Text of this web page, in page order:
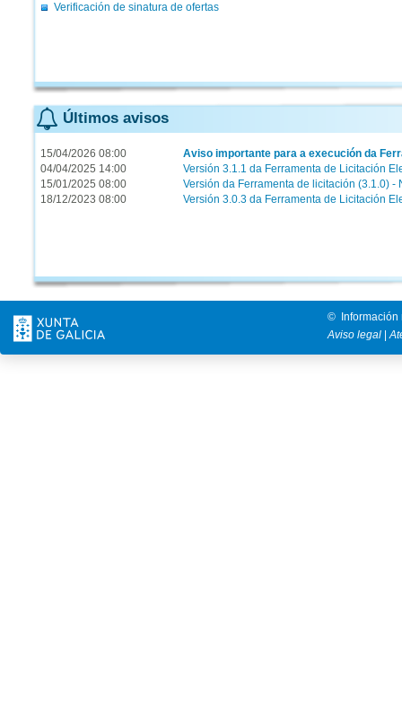
Verificación de sinatura de ofertas
Últimos avisos
15/04/2026 08:00
Aviso importante para a execución da
04/04/2025 14:00
Versión 3.1.1 da Ferramenta de Licitación
15/01/2025 08:00
Versión da Ferramenta de licitación (3.1.0) -
18/12/2023 08:00
Versión 3.0.3 da Ferramenta de Licitación
© Información
Aviso legal |